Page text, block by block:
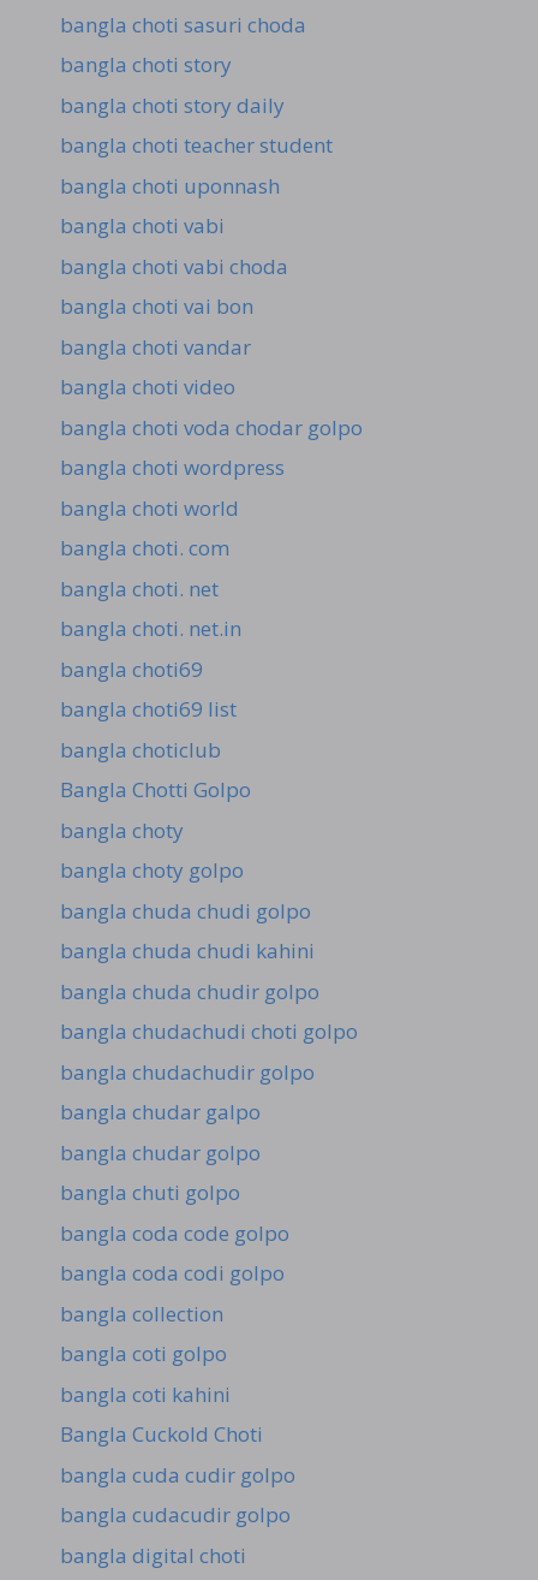
bangla choti sasuri choda
bangla choti story
bangla choti story daily
bangla choti teacher student
bangla choti uponnash
bangla choti vabi
bangla choti vabi choda
bangla choti vai bon
bangla choti vandar
bangla choti video
bangla choti voda chodar golpo
bangla choti wordpress
bangla choti world
bangla choti. com
bangla choti. net
bangla choti. net.in
bangla choti69
bangla choti69 list
bangla choticlub
Bangla Chotti Golpo
bangla choty
bangla choty golpo
bangla chuda chudi golpo
bangla chuda chudi kahini
bangla chuda chudir golpo
bangla chudachudi choti golpo
bangla chudachudir golpo
bangla chudar galpo
bangla chudar golpo
bangla chuti golpo
bangla coda code golpo
bangla coda codi golpo
bangla collection
bangla coti golpo
bangla coti kahini
Bangla Cuckold Choti
bangla cuda cudir golpo
bangla cudacudir golpo
bangla digital choti